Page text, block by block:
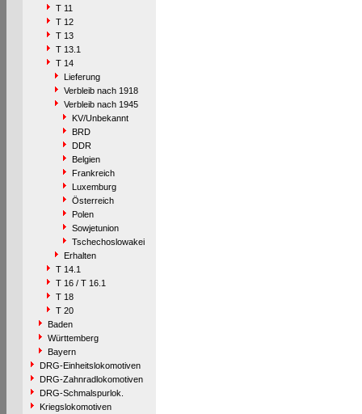
T 11
T 12
T 13
T 13.1
T 14
Lieferung
Verbleib nach 1918
Verbleib nach 1945
KV/Unbekannt
BRD
DDR
Belgien
Frankreich
Luxemburg
Österreich
Polen
Sowjetunion
Tschechoslowakei
Erhalten
T 14.1
T 16 / T 16.1
T 18
T 20
Baden
Württemberg
Bayern
DRG-Einheitslokomotiven
DRG-Zahnradlokomotiven
DRG-Schmalspurlok.
Kriegslokomotiven